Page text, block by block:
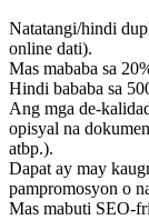
Natatangi/hindi
online dati).
Mas mababa sa
Hindi bababa sa
Ang mga de-
opisyal na
atbp.).
Dapat ay may
pampromosyon o
Mas mabuti SEO-